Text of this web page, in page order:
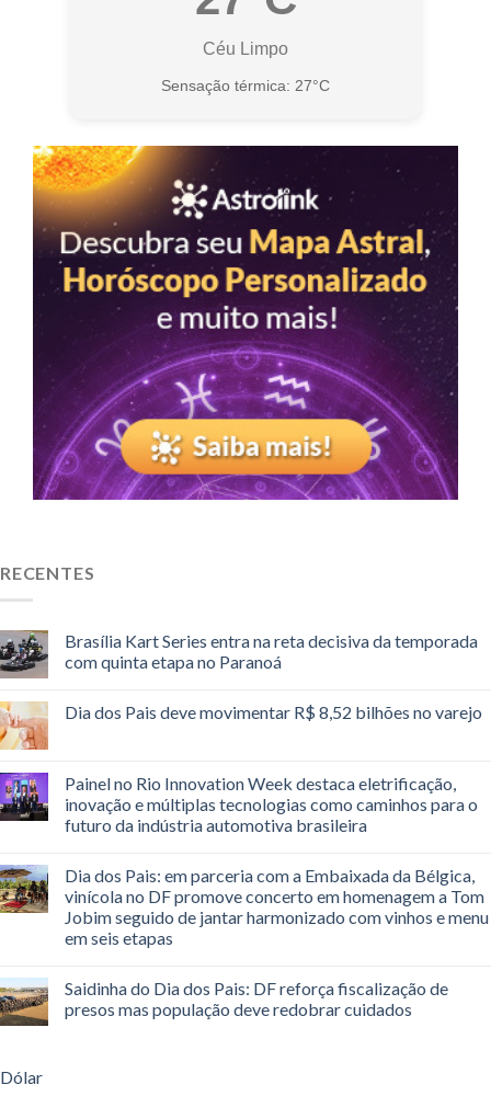
Céu Limpo
Sensação térmica: 27°C
RECENTES
Brasília Kart Series entra na reta decisiva da temporada
com quinta etapa no Paranoá
Dia dos Pais deve movimentar R$ 8,52 bilhões no varejo
Painel no Rio Innovation Week destaca eletrificação,
inovação e múltiplas tecnologias como caminhos para o
futuro da indústria automotiva brasileira
Dia dos Pais: em parceria com a Embaixada da Bélgica,
vinícola no DF promove concerto em homenagem a Tom
Jobim seguido de jantar harmonizado com vinhos e menu
em seis etapas
Saidinha do Dia dos Pais: DF reforça fiscalização de
presos mas população deve redobrar cuidados
Dólar